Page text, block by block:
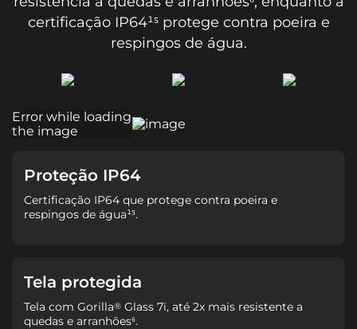
certificação IP64¹⁵ protege contra poeira e
respingos de água.
Proteção IP64
Certificação IP64 que protege contra poeira e
respingos de água¹⁵.
Tela protegida
Tela com Gorilla® Glass 7i, até 2x mais resistente a
quedas e arranhões⁶.